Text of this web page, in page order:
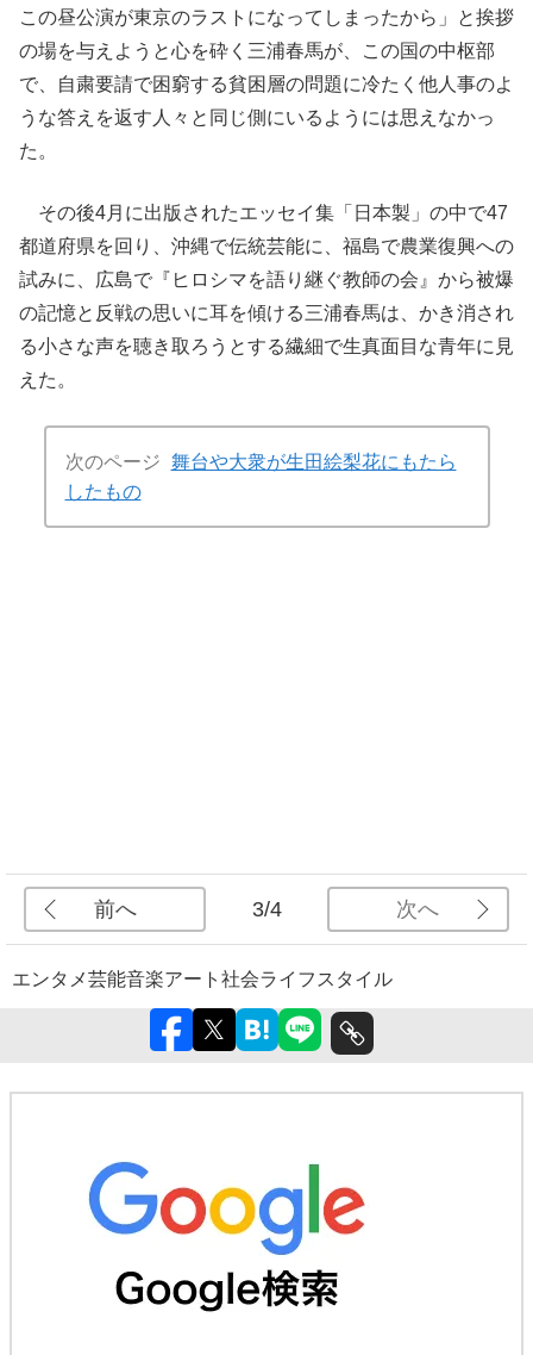
この昼公演が東京のラストになってしまったから」と挨拶
の場を与えようと心を砕く三浦春馬が、この国の中枢部
で、自粛要請で困窮する貧困層の問題に冷たく他人事のよ
うな答えを返す人々と同じ側にいるようには思えなかっ
た。
その後4月に出版されたエッセイ集「日本製」の中で47
都道府県を回り、沖縄で伝統芸能に、福島で農業復興への
試みに、広島で『ヒロシマを語り継ぐ教師の会』から被爆
の記憶と反戦の思いに耳を傾ける三浦春馬は、かき消され
る小さな声を聴き取ろうとする繊細で生真面目な青年に見
えた。
次のページ 舞台や大衆が生田絵梨花にもたら
したもの
前へ 3/4 次へ
エンタメ芸能音楽アート 社会ライフスタイル